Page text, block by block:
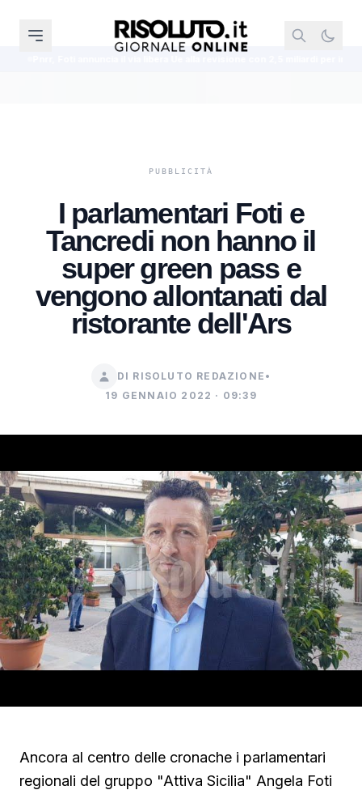
I parlamentari Foti e
Tancredi non hanno il
super green pass e
vengono allontanati dal
ristorante dell'Ars
DI RISOLUTO REDAZIONE •
19 GENNAIO 2022 · 09:39
Ancora al centro delle cronache i parlamentari
regionali del gruppo "Attiva Sicilia" Angela Foti